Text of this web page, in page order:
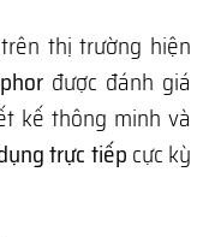
thị trường hiện
được đánh giá
kế thông minh và
trực tiếp cực kỳ